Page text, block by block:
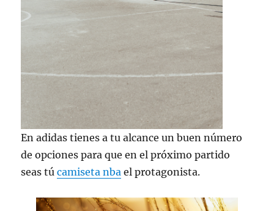
En adidas tienes a tu alcance un buen número
de opciones para que en el próximo partido
seas túcamiseta nba el protagonista.